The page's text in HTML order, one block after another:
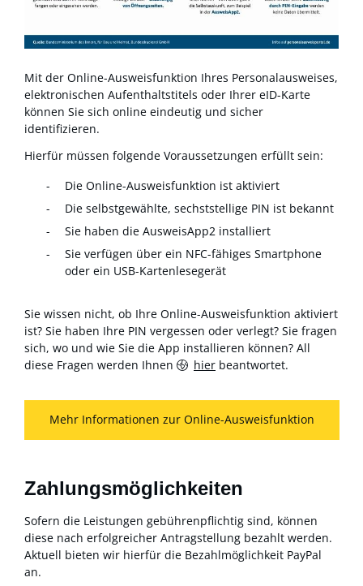
Mit der Online-Ausweisfunktion Ihres Personalausweises,
elektronischen Aufenthaltstitels oder Ihrer eID-Karte
können Sie sich online eindeutig und sicher
identifizieren.
Hierfür müssen folgende Voraussetzungen erfüllt sein:
Die Online-Ausweisfunktion ist aktiviert
Die selbstgewählte, sechststellige PIN ist bekannt
Sie haben die AusweisApp2 installiert
Sie verfügen über ein NFC-fähiges Smartphone
oder ein USB-Kartenlesegerät
Sie wissen nicht, ob Ihre Online-Ausweisfunktion aktiviert
ist? Sie haben Ihre PIN vergessen oder verlegt? Sie fragen
sich, wo und wie Sie die App installieren können? All
diese Fragen werden Ihnen
hier beantwortet.
Mehr Informationen zur Online-Ausweisfunktion
Zahlungsmöglichkeiten
Sofern die Leistungen gebührenpflichtig sind, können
diese nach erfolgreicher Antragstellung bezahlt werden.
Aktuell bieten wir hierfür die Bezahlmöglichkeit PayPal
an.